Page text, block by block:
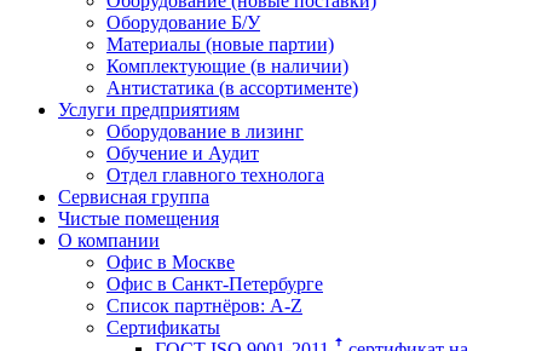
Оборудование Б/У
Материалы (новые партии)
Комплектующие (в наличии)
Антистатика (в ассортименте)
Услуги предприятиям
Оборудование в лизинг
Обучение и Аудит
Отдел главного технолога
Сервисная группа
Чистые помещения
О компании
Офис в Москве
Офис в Санкт-Петербурге
Список партнёров: A-Z
Сертификаты